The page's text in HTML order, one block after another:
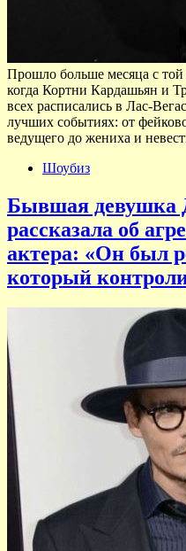
Прошло больше месяца с
когда Кортни Кардашьян и
всех расписались в Лас-
лучших событиях: от
ведущего до жениха и
Шоубиз
Бывшая девушка
рассказала об
актера: «Он был
который